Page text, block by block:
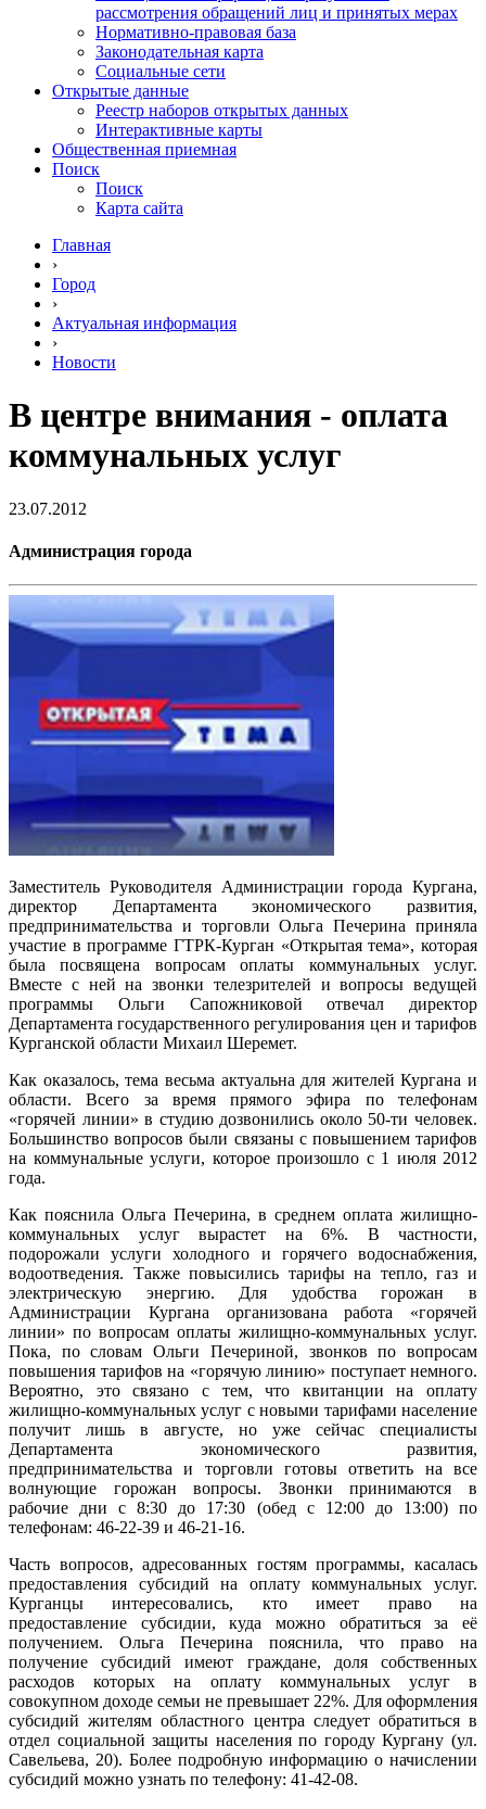
рассмотрения обращений лиц и принятых мерах
Нормативно-правовая база
Законодательная карта
Социальные сети
Открытые данные
Реестр наборов открытых данных
Интерактивные карты
Общественная приемная
Поиск
Поиск
Карта сайта
Главная
›
Город
›
Актуальная информация
›
Новости
В центре внимания - оплата
коммунальных услуг
23.07.2012
Администрация города
Заместитель Руководителя Администрации города Кургана,
директор Департамента экономического развития,
предпринимательства и торговли Ольга Печерина приняла
участие в программе ГТРК-Курган «Открытая тема», которая
была посвящена вопросам оплаты коммунальных услуг.
Вместе с ней на звонки телезрителей и вопросы ведущей
программы Ольги Сапожниковой отвечал директор
Департамента государственного регулирования цен и тарифов
Курганской области Михаил Шеремет.
Как оказалось, тема весьма актуальна для жителей Кургана и
области. Всего за время прямого эфира по телефонам
«горячей линии» в студию дозвонились около 50-ти человек.
Большинство вопросов были связаны с повышением тарифов
на коммунальные услуги, которое произошло с 1 июля 2012
года.
Как пояснила Ольга Печерина, в среднем оплата жилищно-
коммунальных услуг вырастет на 6%. В частности,
подорожали услуги холодного и горячего водоснабжения,
водоотведения. Также повысились тарифы на тепло, газ и
электрическую энергию. Для удобства горожан в
Администрации Кургана организована работа «горячей
линии» по вопросам оплаты жилищно-коммунальных услуг.
Пока, по словам Ольги Печериной, звонков по вопросам
повышения тарифов на «горячую линию» поступает немного.
Вероятно, это связано с тем, что квитанции на оплату
жилищно-коммунальных услуг с новыми тарифами население
получит лишь в августе, но уже сейчас специалисты
Департамента экономического развития,
предпринимательства и торговли готовы ответить на все
волнующие горожан вопросы. Звонки принимаются в
рабочие дни с 8:30 до 17:30 (обед с 12:00 до 13:00) по
телефонам: 46-22-39 и 46-21-16.
Часть вопросов, адресованных гостям программы, касалась
предоставления субсидий на оплату коммунальных услуг.
Курганцы интересовались, кто имеет право на
предоставление субсидии, куда можно обратиться за её
получением. Ольга Печерина пояснила, что право на
получение субсидий имеют граждане, доля собственных
расходов которых на оплату коммунальных услуг в
совокупном доходе семьи не превышает 22%. Для оформления
субсидий жителям областного центра следует обратиться в
отдел социальной защиты населения по городу Кургану (ул.
Савельева, 20). Более подробную информацию о начислении
субсидий можно узнать по телефону: 41-42-08.